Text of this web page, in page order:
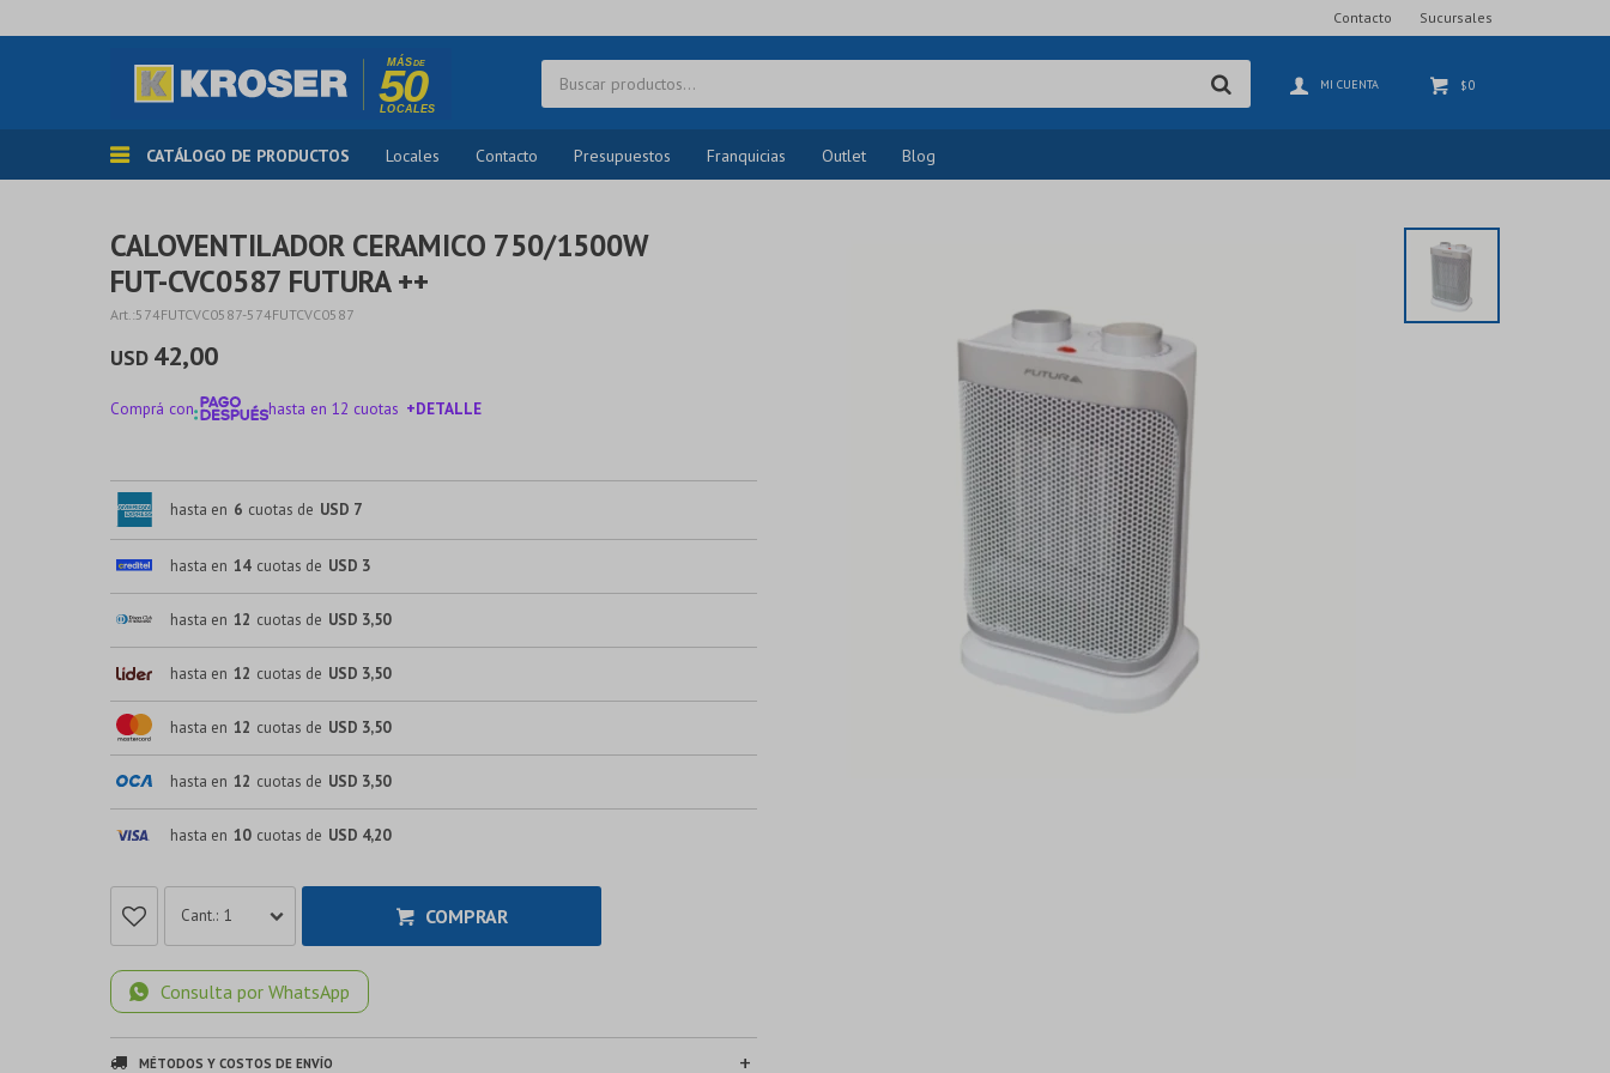
CATÁLOGO DE PRODUCTOS Locales Contacto Presupuestos Franquicias Outlet Blog
$0
Contacto Sucursales
CALOVENTILADOR CERAMICO 750/1500W
FUT-CVC0587 FUTURA ++
574FUTCVC0587-574FUTCVC0587
USD 42,00
Comprá con hasta en 12 cuotas +DETALLE
hasta en 6 cuotas de USD 7
hasta en 14 cuotas de USD 3
hasta en 12 cuotas de USD 3,50
hasta en 12 cuotas de USD 3,50
hasta en 12 cuotas de USD 3,50
hasta en 12 cuotas de USD 3,50
hasta en 10 cuotas de USD 4,20
1 COMPRAR
Consulta por WhatsApp
MÉTODOS Y COSTOS DE ENVÍO